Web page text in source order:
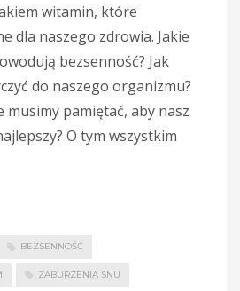
witamin, które
dla naszego zdrowia. Jakie
bezsenność? Jak
do naszego organizmu?
musimy pamiętać, aby nasz
O tym wszystkim
BEZSENNOŚĆ
ZABURZENIA SNU